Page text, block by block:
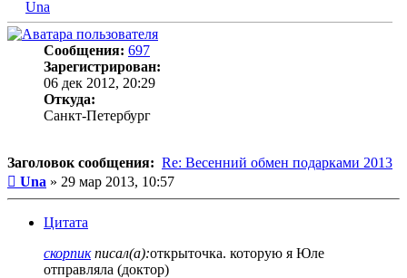
Una
Сообщения: 697
Зарегистрирован:
06 дек 2012, 20:29
Откуда:
Санкт-Петербург
Заголовок сообщения: Re: Весенний обмен подарками 2013
Сообщение
Una » 29 мар 2013, 10:57
Цитата
скорпикписал(а):открыточка. которую я Юле
отправляла (доктор)